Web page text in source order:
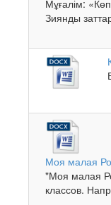
Мұғалім:
Зиянды
Моя малая
"Моя малая
классов.